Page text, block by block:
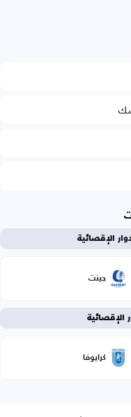
الإقصائية
جينت
الإقصائية
كرايوفا